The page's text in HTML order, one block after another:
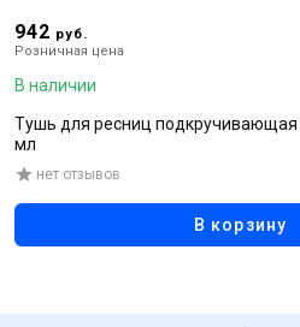
942 руб.
Розничная цена
В наличии
Тушь для ресниц
мл
нет отзывов
В корзину